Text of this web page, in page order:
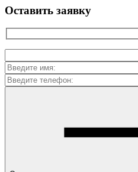
Оставить заявку